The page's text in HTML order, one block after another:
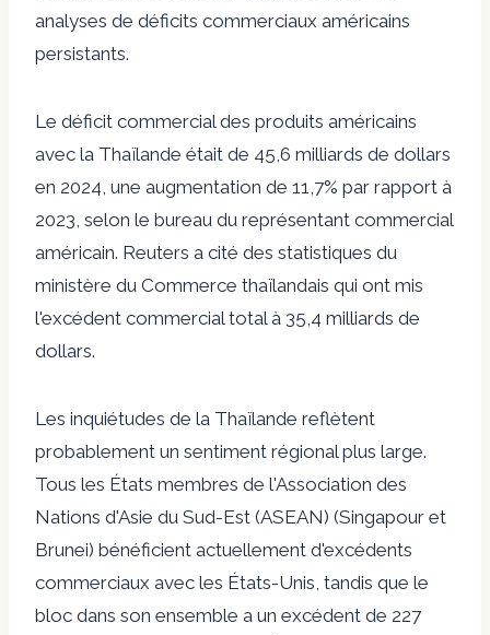
analyses de déficits commerciaux américains
persistants.
Le déficit commercial des produits américains
avec la Thaïlande était de 45,6 milliards de dollars
en 2024, une augmentation de 11,7% par rapport à
2023, selon le bureau du représentant commercial
américain. Reuters a cité des statistiques du
ministère du Commerce thaïlandais qui ont mis
l'excédent commercial total à 35,4 milliards de
dollars.
Les inquiétudes de la Thaïlande reflètent
probablement un sentiment régional plus large.
Tous les États membres de l'Association des
Nations d'Asie du Sud-Est (ASEAN) (Singapour et
Brunei) bénéficient actuellement d'excédents
commerciaux avec les États-Unis, tandis que le
bloc dans son ensemble a un excédent de 227